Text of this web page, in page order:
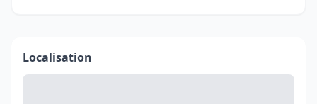
Localisation